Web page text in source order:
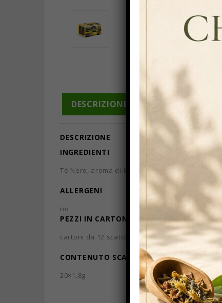
DESCRIZIONE INFORMAZIONI
DESCRIZIONE
INGREDIENTI
Tè Nero, aroma di limone, limone
ALLERGENI
no
PEZZI IN CARTONE
cartoni da 12 scatole
CONTENUTO SCATOLA/CONFEZIONE
20×1.8g